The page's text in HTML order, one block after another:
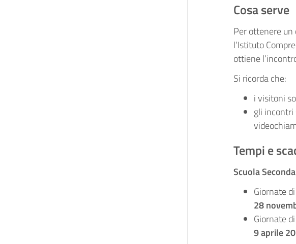
Cosa serve
Per ottenere
l’Istituto
ottiene
Si ricorda che:
i visitoni
gli
Tempi e
Scuola
Giornate
28
Giornate
9 aprile